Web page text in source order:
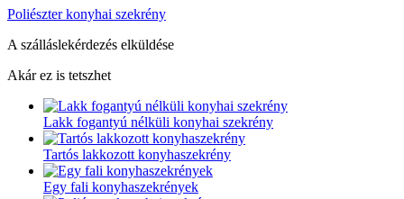
Poliészter konyhai szekrény
A szálláslekérdezés elküldése
Akár ez is tetszhet
Lakk fogantyú nélküli konyhai szekrény
Tartós lakkozott konyhaszekrény
Egy fali konyhaszekrények